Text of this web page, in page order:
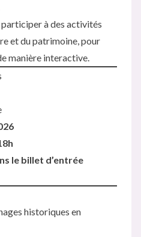
à des activités
et du patrimoine, pour
manière interactive.
le billet d’entrée
historiques en